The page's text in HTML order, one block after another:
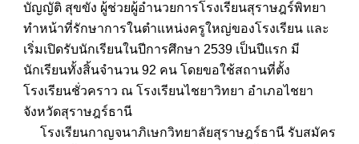
บัญญัติ สุขขัง ผู้ช่วยผู้อำนวยการโรงเรียนสุราษฎร์พิทยา
ทำหน้าที่รักษาการในตำแหน่งครูใหญ่ของโรงเรียน และ
เริ่มเปิดรับนักเรียนในปีการศึกษา 2539 เป็นปีแรก มี
นักเรียนทั้งสิ้นจำนวน 92 คน โดยขอใช้สถานที่ตั้ง
โรงเรียนชั่วคราว ณ โรงเรียนไชยาวิทยา อำเภอไชยา
จังหวัดสุราษฎร์ธานี
โรงเรียนกาญจนาภิเษกวิทยาลัยสุราษฎร์ธานี รับสมัคร